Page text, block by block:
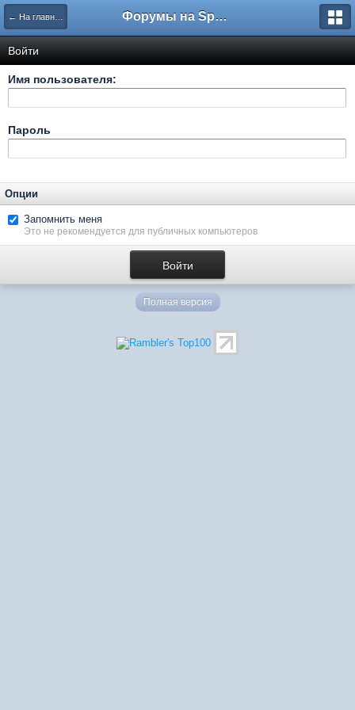
← На главную Форумы на Sportbox.ru
Войти
Имя пользователя:
Пароль
Опции
Запомнить меня
Это не рекомендуется для публичных компьютеров
Полная версия